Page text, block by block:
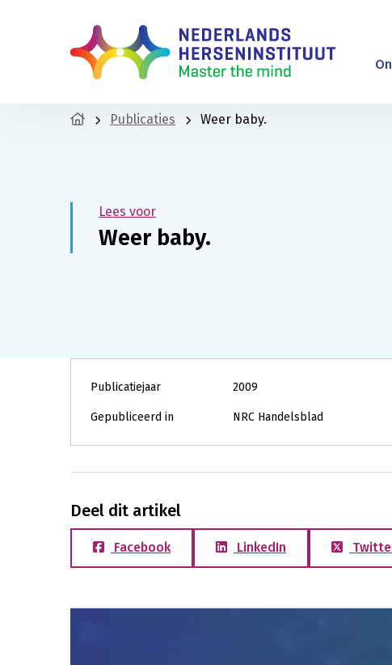
Publicaties Weer baby.
Lees voor
Weer baby.
Publicatiejaar 2009
Gepubliceerd in NRC Handelsblad
Deel dit artikel
Facebook LinkedIn